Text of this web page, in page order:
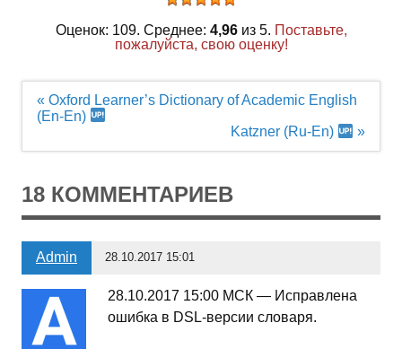
Оценок: 109. Среднее: 4,96из 5. Поставьте,
пожалуйста, свою оценку!
Навигация
по
записям
« Oxford Learner’s Dictionary of Academic English
(En-En)
Katzner (Ru-En)
»
18 КОММЕНТАРИЕВ
Admin 28.10.2017 15:01
28.10.2017 15:00 МСК — Исправлена
ошибка в DSL-версии словаря.